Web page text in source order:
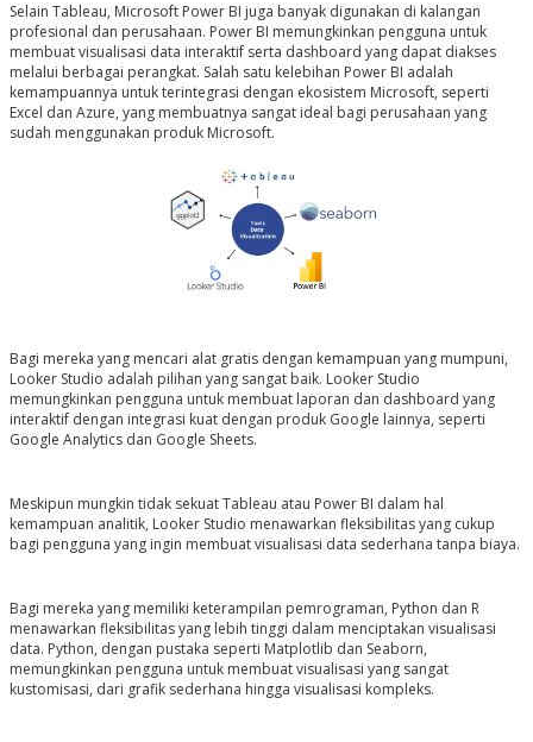
Selain Tableau, Microsoft Power BI juga banyak digunakan di kalangan
profesional dan perusahaan. Power BI memungkinkan pengguna untuk
membuat visualisasi data interaktif serta dashboard yang dapat diakses
melalui berbagai perangkat. Salah satu kelebihan Power BI adalah
kemampuannya untuk terintegrasi dengan ekosistem Microsoft, seperti
Excel dan Azure, yang membuatnya sangat ideal bagi perusahaan yang
sudah menggunakan produk Microsoft.
Bagi mereka yang mencari alat gratis dengan kemampuan yang mumpuni,
Looker Studio adalah pilihan yang sangat baik. Looker Studio
memungkinkan pengguna untuk membuat laporan dan dashboard yang
interaktif dengan integrasi kuat dengan produk Google lainnya, seperti
Google Analytics dan Google Sheets.
Meskipun mungkin tidak sekuat Tableau atau Power BI dalam hal
kemampuan analitik, Looker Studio menawarkan fleksibilitas yang cukup
bagi pengguna yang ingin membuat visualisasi data sederhana tanpa biaya.
Bagi mereka yang memiliki keterampilan pemrograman, Python dan R
menawarkan fleksibilitas yang lebih tinggi dalam menciptakan visualisasi
data. Python, dengan pustaka seperti Matplotlib dan Seaborn,
memungkinkan pengguna untuk membuat visualisasi yang sangat
kustomisasi, dari grafik sederhana hingga visualisasi kompleks.